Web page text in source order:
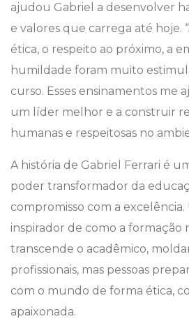
ajudou Gabriel a desenvolver
e valores que carrega até hoje.
ética, o respeito ao próximo, a
humildade foram muito
curso. Esses ensinamentos me
um líder melhor e a construir
humanas e respeitosas no
A história de Gabriel Ferrari é
poder transformador da
compromisso com a
inspirador de como a formação
transcende o acadêmico,
profissionais, mas pessoas
com o mundo de forma ética,
apaixonada.